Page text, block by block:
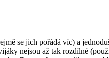
se jich pořádá víc) a
nejsou až tak rozdílné